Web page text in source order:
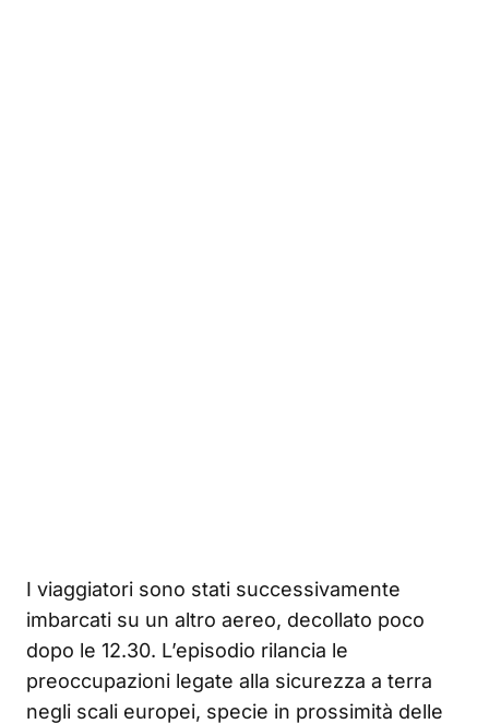
I viaggiatori sono stati successivamente
imbarcati su un altro aereo, decollato poco
dopo le 12.30. L’episodio rilancia le
preoccupazioni legate alla sicurezza a terra
negli scali europei, specie in prossimità delle